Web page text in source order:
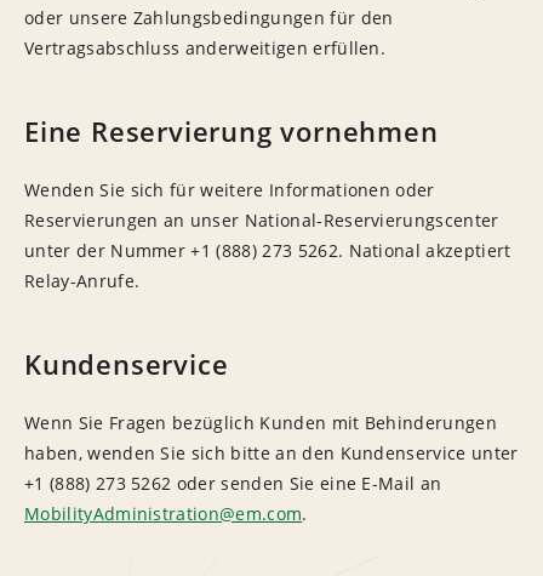
oder unsere Zahlungsbedingungen für den
Vertragsabschluss anderweitigen erfüllen.
Eine Reservierung vornehmen
Wenden Sie sich für weitere Informationen oder
Reservierungen an unser National-Reservierungscenter
unter der Nummer +1 (888) 273 5262. National akzeptiert
Relay-Anrufe.
Kundenservice
Wenn Sie Fragen bezüglich Kunden mit Behinderungen
haben, wenden Sie sich bitte an den Kundenservice unter
+1 (888) 273 5262 oder senden Sie eine E-Mail an
MobilityAdministration@em.com.